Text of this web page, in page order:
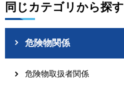
同じカテゴリから探す
危険物関係
危険物取扱者関係